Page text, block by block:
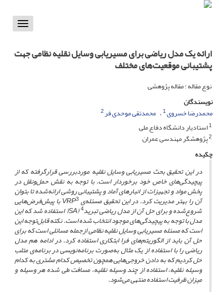
Toggle
ارائه یک مدل ریاضی برای مسیریابی وسایل نقلیه نظامی جهت
پشتیبانی موقعیت‌های مختلف
نوع مقاله : مقاله پژوهشی
نویسندگان
محمدرضا خسروی1 محمدتقی موحدی فر2
1استادیار دانشگاه دفاع ملی
2پژوهشگر مهندسی عمران
چکیده
در این تحقیق بحث مسیریابی وسایل نقلیه موردبررسی قرارگرفته که از
پیچیدگی‌های خاص خود برخوردار است. با توجه به نقش حمل‌ونقل در
پخش مواد و تجهیزات از انبارهای آماد و پشتیبانی روشی ارائه‌شده تا بتوان
آن را بهتر مدیریت کرد. در این تحقیق مسئله‌ی VRP3 با پیش‌فرض‌هایی
شروع‌شده و برای حل آن از مدل ریاضی تبریدSA)4 ( استفاده شد که این
مدل با توجه به پیچیدگی‌های موجود انتخاب ‌شده است. نکته قابل‌توجه این
است که مسئله مسیریابی وسایل نقلیه نظامی ازجمله مسائلی است که برای
حل آن باید از الگوریتم‌های فرا ابتکاری استفاده کرد. در ادامه هم مدل
ریاضی را با استفاده از یک مثال به‌صورت برنامه‌نویسی در برنامه‌ی متلب
حل کردیم که به دادن خروجی‌هایی همچون تخصیص کدام مشتری به کدام
وسیله نقلیه، استفاده از چند وسیله نقلیه، مسافت طی شده هر وسیله و
میزان ظرفیت استفاده منتهی می‌شود.